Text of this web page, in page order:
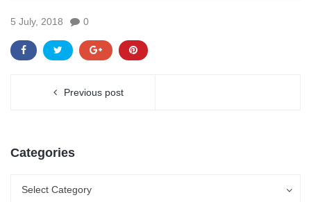
5 July, 2018 0
Previous post
Categories
Select Category